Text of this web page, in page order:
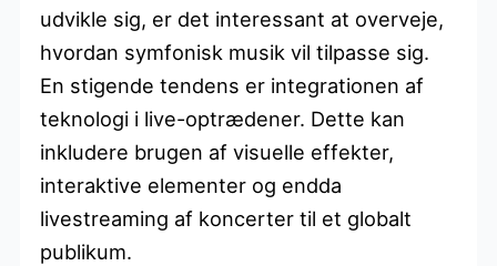
udvikle sig, er det interessant at overveje,
hvordan symfonisk musik vil tilpasse sig.
En stigende tendens er integrationen af
teknologi i live-optrædener. Dette kan
inkludere brugen af visuelle effekter,
interaktive elementer og endda
livestreaming af koncerter til et globalt
publikum.